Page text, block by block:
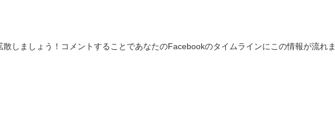
しましょう！ コメントすることであなたのFacebookのタイムラインにこの情報が流れま